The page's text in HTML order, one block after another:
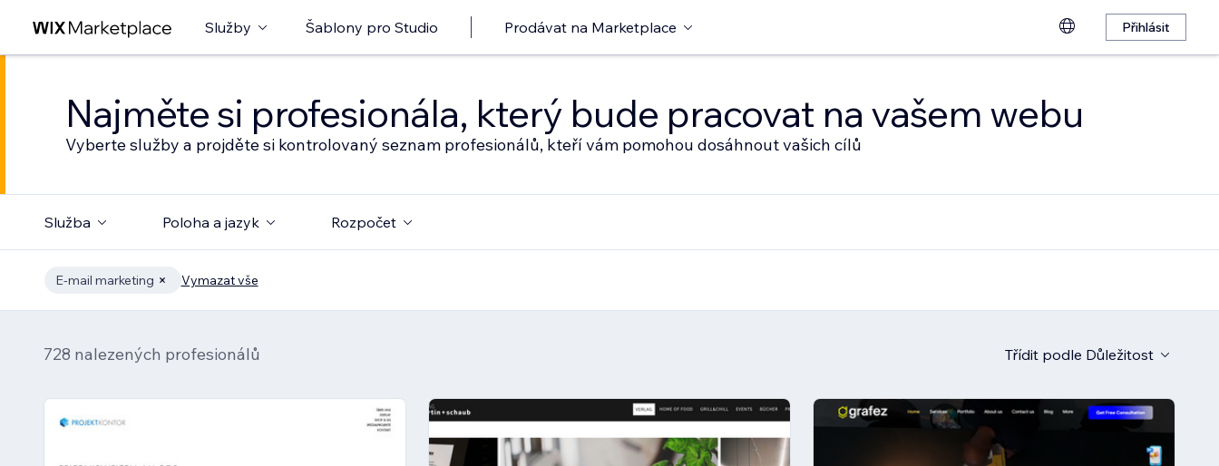
Služby Šablony pro Studio Prodávat na Marketplace Přihlásit
Najměte si profesionála, který bude pracovat na vašem webu
Vyberte služby a projděte si kontrolovaný seznam profesionálů, kteří vám pomohou dosáhnout vašich cílů
Služba Poloha a jazyk Rozpočet
E‑mail marketing Vymazat vše
728 nalezených profesionálů Třídit podle Důležitost